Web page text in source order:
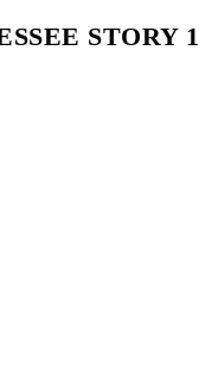
STORY 1